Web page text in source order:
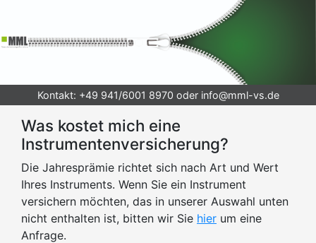
Kontakt: +49 941/6001 8970 oder info@mml-vs.de
Was kostet mich eine
Instrumentenversicherung?
Die Jahresprämie richtet sich nach Art und Wert
Ihres Instruments. Wenn Sie ein Instrument
versichern möchten, das in unserer Auswahl unten
nicht enthalten ist, bitten wir Sie hier um eine
Anfrage.